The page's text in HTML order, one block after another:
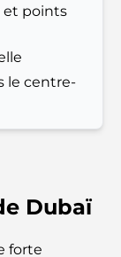
Guide complet
Dubaï : un
et points
le centre-
Dubaï
forte